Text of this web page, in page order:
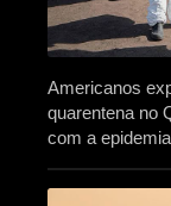
Americanos
quarentena no
com a